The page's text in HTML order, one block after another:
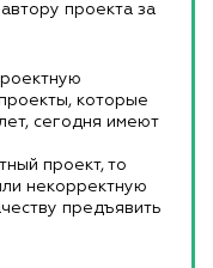
проекта за
которые
сегодня имеют
проект, то
некорректную
предъявить